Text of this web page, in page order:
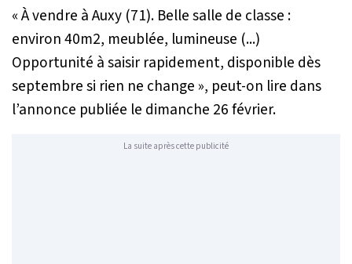
«À vendre à Auxy (71). Belle salle de classe :
environ 40m2, meublée, lumineuse (...)
Opportunité à saisir rapidement, disponible dès
septembre si rien ne change », peut-on lire dans
l’annonce publiée le dimanche 26 février.
La suite après cette publicité